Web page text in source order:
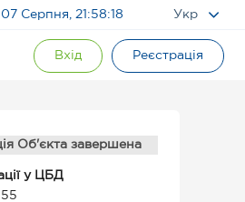
07 Серпня, 21:58:18 Укр
Вхід Реєстрація
Об'єкта завершена
у ЦБД